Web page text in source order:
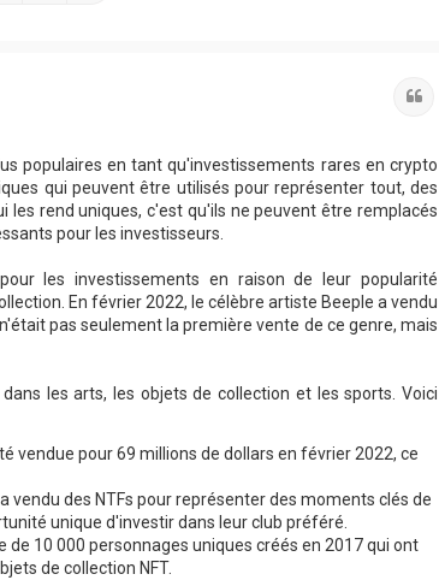
populaires en tant qu'investissements rares en crypto
qui peuvent être utilisés pour représenter tout, des
rend uniques, c'est qu'ils ne peuvent être remplacés
pour les investisseurs.
les investissements en raison de leur popularité
En février 2022, le célèbre artiste Beeple a vendu
pas seulement la première vente de ce genre, mais
les arts, les objets de collection et les sports. Voici
vendue pour 69 millions de dollars en février 2022, ce
vendu des NTFs pour représenter des moments clés de
unique d'investir dans leur club préféré.
10 000 personnages uniques créés en 2017 qui ont
de collection NFT.